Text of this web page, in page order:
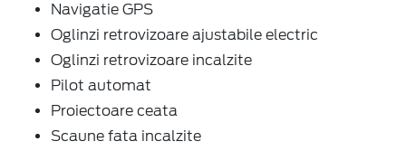
Navigatie GPS
Oglinzi retrovizoare ajustabile electric
Oglinzi retrovizoare incalzite
Pilot automat
Proiectoare ceata
Scaune fata incalzite